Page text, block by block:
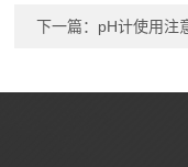
下一篇： pH计使用